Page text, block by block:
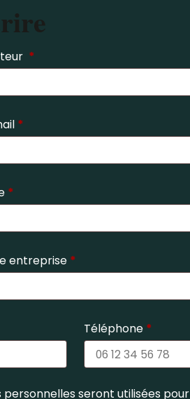
*
*
*
entreprise *
Téléphone *
personnelles seront utilisées pour